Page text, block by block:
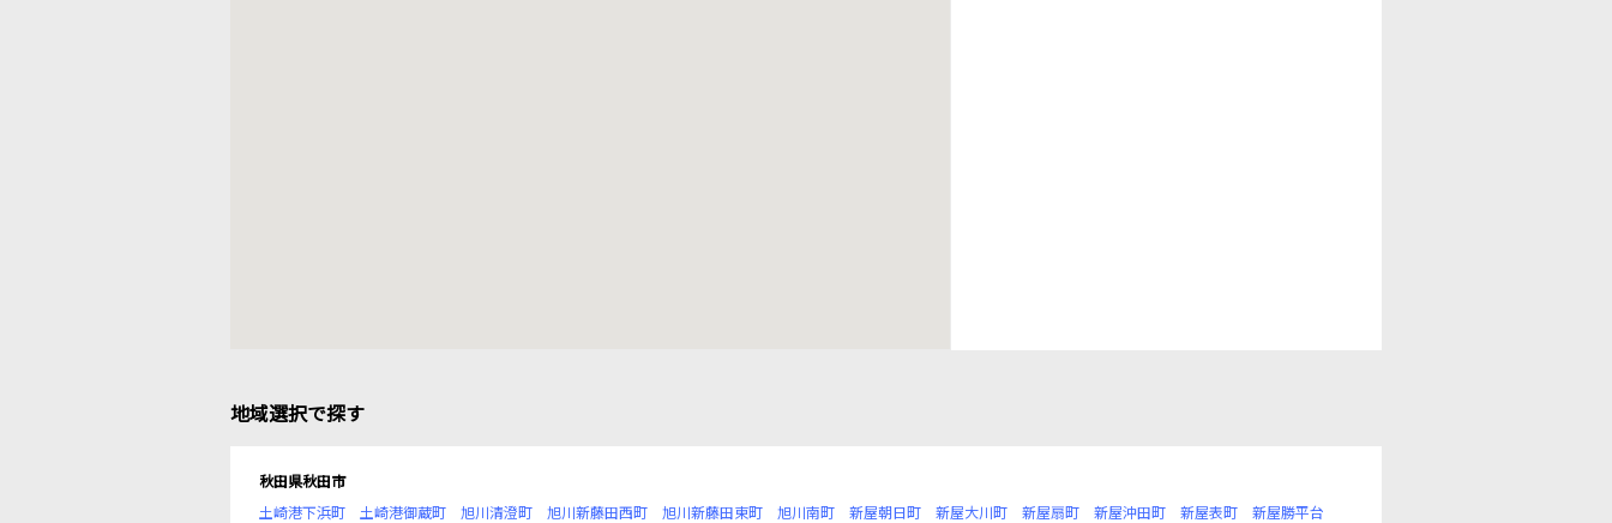
地域選択で探す
秋田県秋田市
土崎港下浜町
土崎港御蔵町 旭川清澄町 旭川新藤田西町 旭川新藤田東町 旭川南町 新屋朝日町 新屋大川町 新屋扇町 新屋沖田町 新屋表町
新屋勝平台